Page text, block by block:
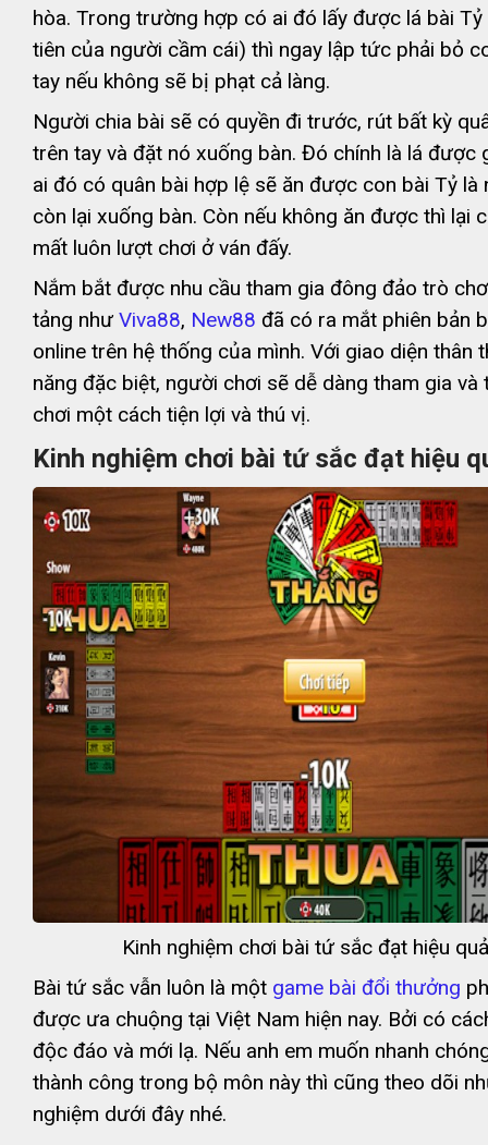
hòa. Trong trường hợp có ai đó lấy được lá bài Tỷ
tiên của người cầm cái) thì ngay lập tức phải bỏ
tay nếu không sẽ bị phạt cả làng.
Người chia bài sẽ có quyền đi trước, rút bất kỳ
trên tay và đặt nó xuống bàn. Đó chính là lá được
ai đó có quân bài hợp lệ sẽ ăn được con bài Tỷ là
còn lại xuống bàn. Còn nếu không ăn được thì lại
mất luôn lượt chơi ở ván đấy.
Nắm bắt được nhu cầu tham gia đông đảo trò
tảng như Viva88, New88 đã có ra mắt phiên bản
online trên hệ thống của mình. Với giao diện thân
năng đặc biệt, người chơi sẽ dễ dàng tham gia
chơi một cách tiện lợi và thú vị.
Kinh nghiệm chơi bài tứ sắc đạt hiệu
Kinh nghiệm chơi bài tứ sắc đạt hiệu
Bài tứ sắc vẫn luôn là một game bài đổi thưởng
được ưa chuộng tại Việt Nam hiện nay. Bởi có
độc đáo và mới lạ. Nếu anh em muốn nhanh
thành công trong bộ môn này thì cũng theo dõi
nghiệm dưới đây nhé.